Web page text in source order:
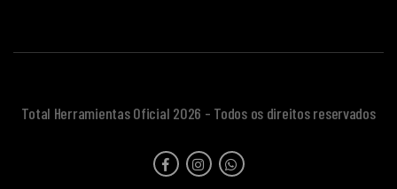
Total Herramientas Oficial 2026 - Todos os direitos reservados